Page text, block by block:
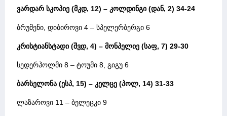
ვარდარ სკოპიე (მკდ, 12) – კოლდინგი (დან, 2) 34-24
ბრუმენი, დიბიროვი 4 – სპელერბერგი 6
კრისტიანსტადი (შვდ, 4) – მონპელიე (საფ, 7) 29-30
სედერჰოლმი 8 – ტოუმი 8, გიგუ 6
ბარსელონა (ესპ, 15) – კელცე (პოლ, 14) 31-33
ლაზაროვი 11 – ბელეცკი 9